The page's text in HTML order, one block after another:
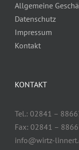
Allgemeine
Datenschutz
Impressum
Kontakt
KONTAKT
Tel.: 02841 –
Fax: 02841 –
info@wirtz-